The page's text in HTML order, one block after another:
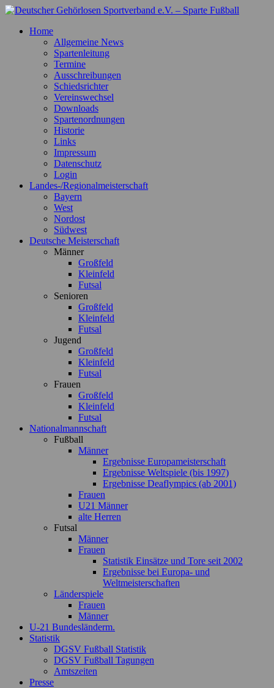
Zum
springen
Deutscher Gehörlosen Sportverband e.V. – Sparte Fußball
Offizielle Webseite der Sparte Fußball
Home
Allgemeine News
Spartenleitung
Termine
Ausschreibungen
Schiedsrichter
Vereinswechsel
Downloads
Spartenordnungen
Historie
Links
Impressum
Datenschutz
Login
Landes-/Regionalmeisterschaft
Bayern
West
Nordost
Südwest
Deutsche Meisterschaft
Männer
Großfeld
Kleinfeld
Futsal
Senioren
Großfeld
Kleinfeld
Futsal
Jugend
Großfeld
Kleinfeld
Futsal
Frauen
Großfeld
Kleinfeld
Futsal
Nationalmannschaft
Fußball
Männer
Ergebnisse Europameisterschaft
Ergebnisse Weltspiele (bis 1997)
Ergebnisse Deaflympics (ab 2001)
Frauen
U21 Männer
alte Herren
Futsal
Männer
Frauen
Statistik Einsätze und Tore seit 2002
Ergebnisse bei Europa- und
Weltmeisterschaften
Länderspiele
Frauen
Männer
U-21 Bundesländerm.
Statistik
DGSV Fußball Statistik
DGSV Fußball Tagungen
Amtszeiten
Presse